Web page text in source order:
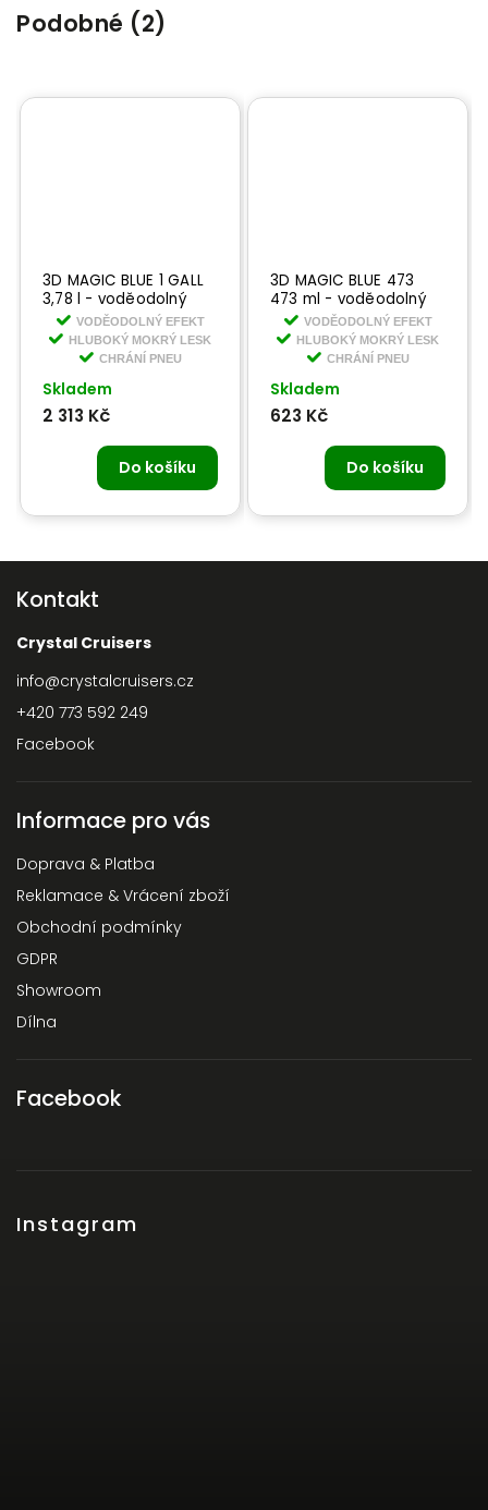
Podobné (2)
3D MAGIC BLUE 1 GALL
3,78 l - voděodolný
lesk na pneumatiky
VODĚODOLNÝ EFEKT
HLUBOKÝ MOKRÝ LESK
CHRÁNÍ PNEU
Skladem
2 313 Kč
Do košíku
3D MAGIC BLUE 473
473 ml - voděodolný
lesk na pneumatiky
VODĚODOLNÝ EFEKT
HLUBOKÝ MOKRÝ LESK
CHRÁNÍ PNEU
Skladem
623 Kč
Do košíku
Kontakt
Crystal Cruisers
info@crystalcruisers.cz
+420 773 592 249
Facebook
Informace pro vás
Doprava & Platba
Reklamace & Vrácení zboží
Obchodní podmínky
GDPR
Showroom
Dílna
Facebook
Instagram